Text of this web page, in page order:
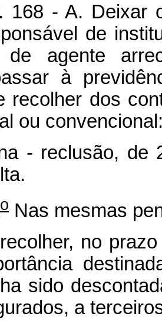
168 - A. Deixar
de
de agente
à
recolher dos
ou
- reclusão, de
o Nas mesmas
no
sido
a